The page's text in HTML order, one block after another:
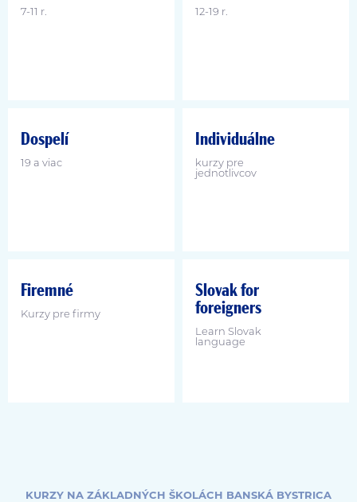
7-11 r. 12-19 r.
Dospelí
19 a viac
Individuálne
kurzy pre
jednotlivcov
Firemné
Kurzy pre firmy
Slovak for
foreigners
Learn Slovak
language
KURZY NA ZÁKLADNÝCH ŠKOLÁCH BANSKÁ BYSTRICA